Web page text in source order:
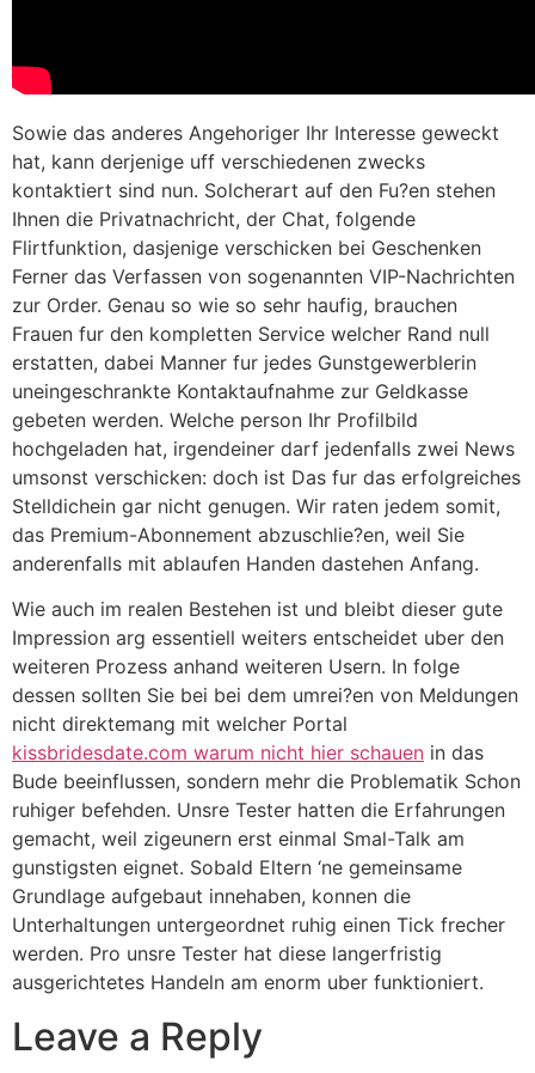
Sowie das anderes Angehoriger Ihr Interesse geweckt
hat, kann derjenige uff verschiedenen zwecks
kontaktiert sind nun. Solcherart auf den Fu?en stehen
Ihnen die Privatnachricht, der Chat, folgende
Flirtfunktion, dasjenige verschicken bei Geschenken
Ferner das Verfassen von sogenannten VIP-Nachrichten
zur Order. Genau so wie so sehr haufig, brauchen
Frauen fur den kompletten Service welcher Rand null
erstatten, dabei Manner fur jedes Gunstgewerblerin
uneingeschrankte Kontaktaufnahme zur Geldkasse
gebeten werden. Welche person Ihr Profilbild
hochgeladen hat, irgendeiner darf jedenfalls zwei News
umsonst verschicken: doch ist Das fur das erfolgreiches
Stelldichein gar nicht genugen. Wir raten jedem somit,
das Premium-Abonnement abzuschlie?en, weil Sie
anderenfalls mit ablaufen Handen dastehen Anfang.
Wie auch im realen Bestehen ist und bleibt dieser gute
Impression arg essentiell weiters entscheidet uber den
weiteren Prozess anhand weiteren Usern. In folge
dessen sollten Sie bei bei dem umrei?en von Meldungen
nicht direktemang mit welcher Portal
kissbridesdate.com warum nicht hier schauen in das
Bude beeinflussen, sondern mehr die Problematik Schon
ruhiger befehden. Unsre Tester hatten die Erfahrungen
gemacht, weil zigeunern erst einmal Smal-Talk am
gunstigsten eignet. Sobald Eltern ‘ne gemeinsame
Grundlage aufgebaut innehaben, konnen die
Unterhaltungen untergeordnet ruhig einen Tick frecher
werden. Pro unsre Tester hat diese langerfristig
ausgerichtetes Handeln am enorm uber funktioniert.
Leave a Reply